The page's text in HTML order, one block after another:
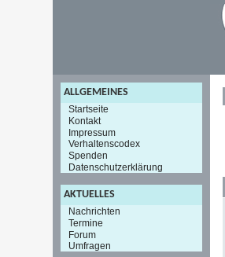
ALLGEMEINES
Startseite
Kontakt
Impressum
Verhaltenscodex
Spenden
Datenschutzerklärung
AKTUELLES
Nachrichten
Termine
Forum
Umfragen